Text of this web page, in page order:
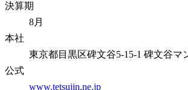
決算期
8月
本社
東京都目黒区碑文谷5-15-1 碑文谷マ
公式
www.tetsujin.ne.jp